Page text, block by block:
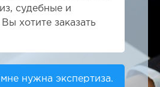
судебные и
хотите заказать
нужна экспертиза.